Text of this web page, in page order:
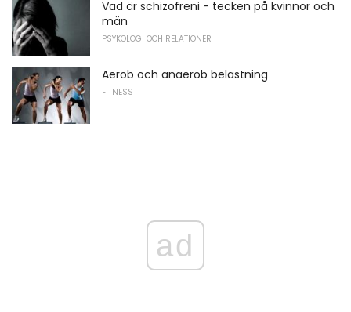
Vad är schizofreni - tecken på kvinnor och
män
PSYKOLOGI OCH RELATIONER
Aerob och anaerob belastning
FITNESS
ad